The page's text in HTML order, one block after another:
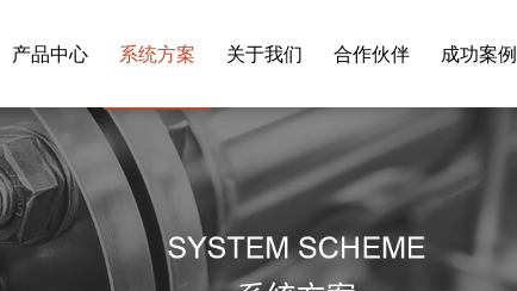
产品中心 系统方案 关于我们 合作伙伴 成功案例